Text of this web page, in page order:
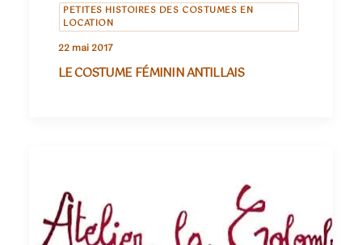
PETITES HISTOIRES DES COSTUMES EN
LOCATION
22 mai 2017
LE COSTUME FÉMININ ANTILLAIS